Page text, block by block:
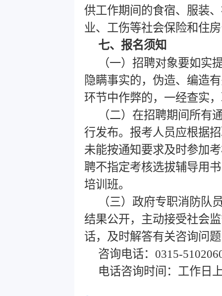
供工作期间的食宿、服装
业、工伤等社会保险和住
七、报名须知
（一）招聘对象要如实
隐瞒事实的，伪造、编造
环节中作弊的，一经查实
（二）在招聘期间所有
行发布。报考人员应根据
未能按通知要求及时参加
聘不指定考核选拔辅导用
培训班。
（三）政府专职消防队
结果公开，主动接受社会
话，及时解答有关咨询问
咨询电话：0315-
电话咨询时间：工作日